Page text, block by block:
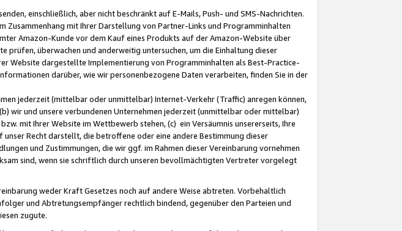
einschließlich, aber nicht beschränkt auf E-Mails, Push- und SMS-Nachrichten.
Zusammenhang mit Ihrer Darstellung von Partner-Links und Programminhalten
Amazon-Kunde vor dem Kauf eines Produkts auf der Amazon-Website über
überwachen und anderweitig untersuchen, um die Einhaltung dieser
Website dargestellte Implementierung von Programminhalten als Best-Practice-
darüber, wie wir personenbezogene Daten verarbeiten, finden Sie in der
jederzeit (mittelbar oder unmittelbar) Internet-Verkehr (Traffic) anregen können,
wir und unsere verbundenen Unternehmen jederzeit (unmittelbar oder mittelbar)
mit Ihrer Website im Wettbewerb stehen, (c) ein Versäumnis unsererseits, Ihre
Recht darstellt, die betroffene oder eine andere Bestimmung dieser
und Zustimmungen, die wir ggf. im Rahmen dieser Vereinbarung vornehmen
sind, wenn sie schriftlich durch unseren bevollmächtigten Vertreter vorgelegt
weder Kraft Gesetzes noch auf andere Weise abtreten. Vorbehaltlich
und Abtretungsempfänger rechtlich bindend, gegenüber den Parteien und
zugute.